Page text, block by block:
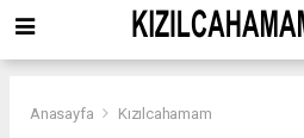
Anasayfa Kızılcahamam